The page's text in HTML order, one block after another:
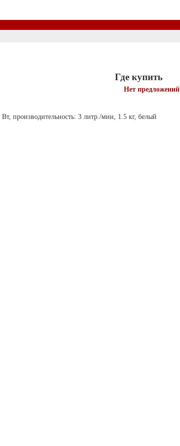
Где купить
Нет предложений
производительность: 3 литр./мин, 1.5 кг, белый